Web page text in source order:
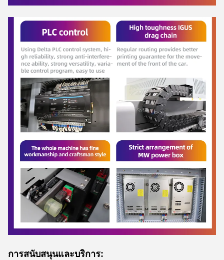
การสนับสนุนและบริการ: